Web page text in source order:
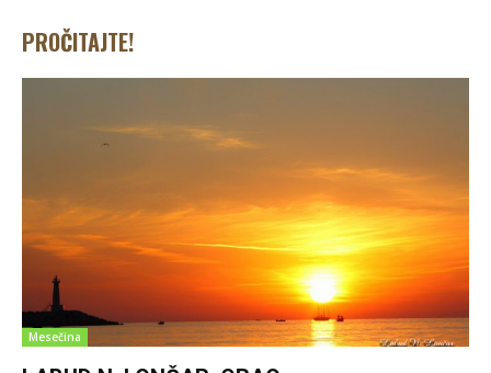
PROČITAJTE!
Mesečina